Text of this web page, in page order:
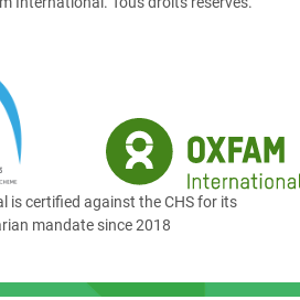
is certified against the CHS for its
mandate since 2018